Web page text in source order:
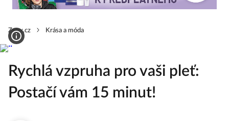
Zeny.cz Krása a móda
Rychlá vzpruha pro vaši pleť:
Postačí vám 15 minut!